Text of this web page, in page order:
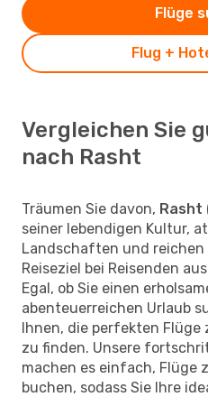
Flug +
Flüge
Vergleichen Sie
nach Rasht
Träumen Sie davon, Rasht
seiner lebendigen Kultur,
Landschaften und reichen
Reiseziel bei Reisenden
Egal, ob Sie einen
abenteuerreichen Urlaub
Ihnen, die perfekten Flüge
zu finden. Unsere
machen es einfach, Flüge
buchen, sodass Sie Ihre